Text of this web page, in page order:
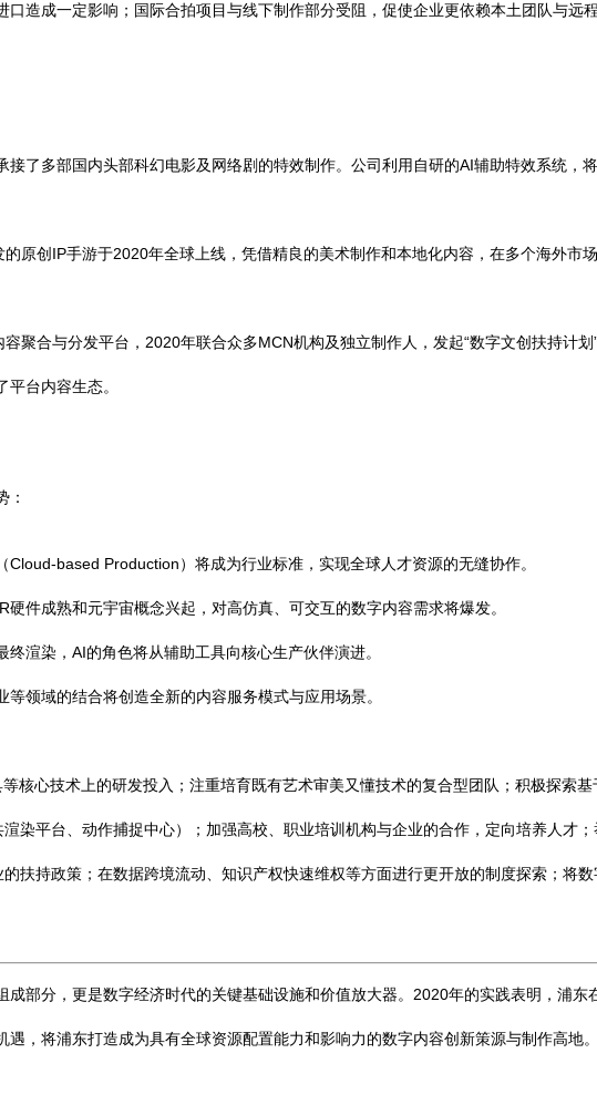
口造成一定影响；国际合拍项目与线下制作部分受阻，促使企业更依赖本土团队与远
接了多部国内头部科幻电影及网络剧的特效制作。公司利用自研的AI辅助特效系统，
的原创IP手游于2020年全球上线，凭借精良的美术制作和本地化内容，在多个海外
容聚合与分发平台，2020年联合众多MCN机构及独立制作人，发起“数字文创扶持计
台内容生态。
：
Cloud-based Production）将成为行业标准，实现全球人才资源的无缝协作。
硬件成熟和元宇宙概念兴起，对高仿真、可交互的数字内容需求将爆发。
终渲染，AI的角色将从辅助工具向核心生产伙伴演进。
领域的结合将创造全新的内容服务模式与应用场景。
核心技术上的研发投入；注重培育既有艺术审美又懂技术的复合型团队；积极探索基
染平台、动作捕捉中心）；加强高校、职业培训机构与企业的合作，定向培养人才
扶持政策；在数据跨境流动、知识产权快速维权等方面进行更开放的制度探索；将
成部分，更是数字经济时代的关键基础设施和价值放大器。2020年的实践表明，浦
，将浦东打造成为具有全球资源配置能力和影响力的数字内容创新策源与制作高地。